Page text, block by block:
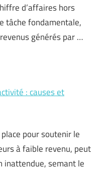
d’affaires hors
tâche fondamentale,
générés par …
: causes et
pour soutenir le
à faible revenu, peut
inattendue, semant le